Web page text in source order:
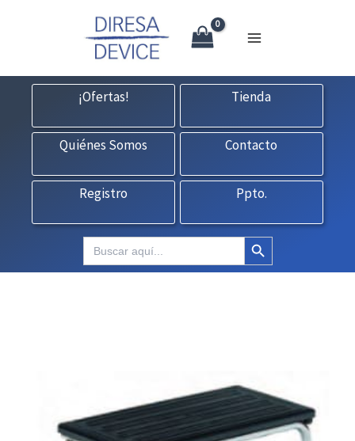
consultas@fedbuy.es| Formulario | Tlf.
¡Ofertas!
Tienda
Quiénes Somos Contacto
Registro Ppto.
Buscar: Botón de búsqueda